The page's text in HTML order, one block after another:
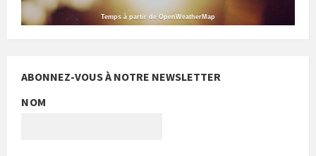
Temps à partir de OpenWeatherMap
ABONNEZ-VOUS À NOTRE NEWSLETTER
NOM